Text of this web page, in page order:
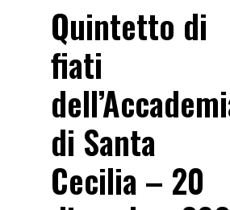
Quintetto di
fiati
di Santa
Cecilia – 20